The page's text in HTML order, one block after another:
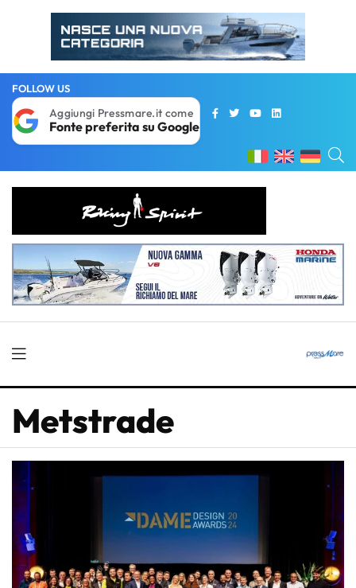
FOLLOW US
Aggiungi Pressmare.it come
Fonte preferita su Google
Metstrade